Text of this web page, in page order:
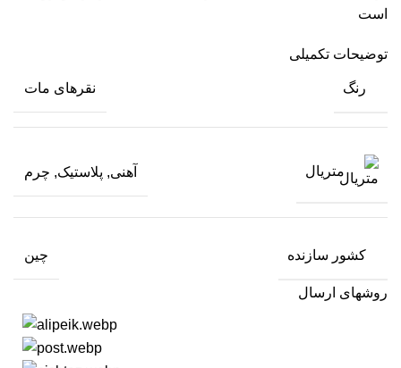
است
توضیحات تکمیلی
رنگ نقرهای مات
متریال آهنی, پلاستیک, چرم
کشور سازنده چین
روشهای ارسال